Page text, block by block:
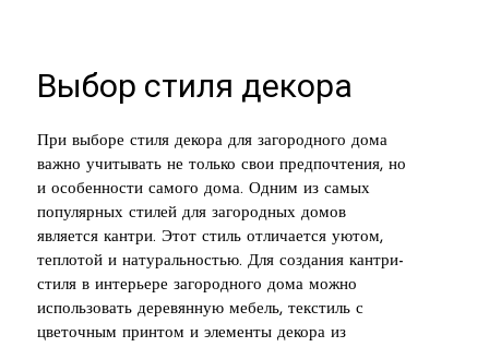
Выбор стиля декора
При выборе стиля декора для загородного дома
важно учитывать не только свои предпочтения, но
и особенности самого дома. Одним из самых
популярных стилей для загородных домов
является кантри. Этот стиль отличается уютом,
теплотой и натуральностью. Для создания кантри-
стиля в интерьере загородного дома можно
использовать деревянную мебель, текстиль с
цветочным принтом и элементы декора из